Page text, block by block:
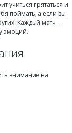
учиться прятаться и
поймать, а если вы
Каждый матч —
эмоций.
внимание на